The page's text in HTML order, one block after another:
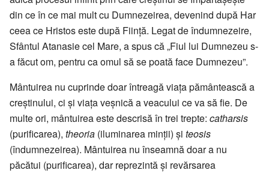
din ce în ce mai mult cu Dumnezeirea, devenind după Har
ceea ce Hristos este după Ființă. Legat de îndumnezeire,
Sfântul Atanasie cel Mare, a spus că „Fiul lui Dumnezeu s-
a făcut om, pentru ca omul să se poată face Dumnezeu”.
Mântuirea nu cuprinde doar întreagă viața pământească a
creștinului, ci și viața veșnică a veacului ce va să fie. De
multe ori, mântuirea este descrisă în trei trepte: catharsis
(purificarea), theoria (iluminarea minții) și teosis
(îndumnezeirea). Mântuirea nu înseamnă doar a nu
păcătui (purificarea), dar reprezintă și revărsarea